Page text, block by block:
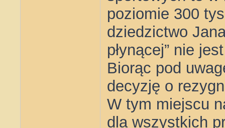
poziomie 300
dziedzictwo
płynącej” nie
Biorąc pod
decyzję o
W tym miejscu
dla wszystkich